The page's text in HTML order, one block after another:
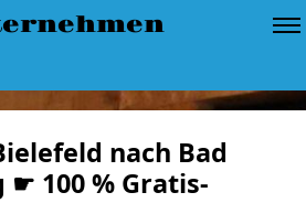
nach Bad
100 % Gratis-